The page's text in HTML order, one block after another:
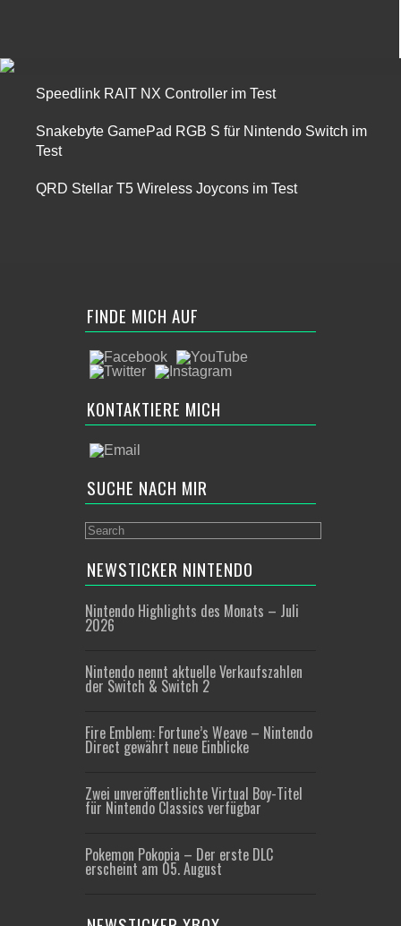
Speedlink RAIT NX Controller im Test
Snakebyte GamePad RGB S für Nintendo Switch im
Test
QRD Stellar T5 Wireless Joycons im Test
FINDE MICH AUF
KONTAKTIERE MICH
SUCHE NACH MIR
NEWSTICKER NINTENDO
Nintendo Highlights des Monats – Juli
2026
Nintendo nennt aktuelle Verkaufszahlen
der Switch & Switch 2
Fire Emblem: Fortune’s Weave – Nintendo
Direct gewährt neue Einblicke
Zwei unveröffentlichte Virtual Boy-Titel
für Nintendo Classics verfügbar
Pokemon Pokopia – Der erste DLC
erscheint am 05. August